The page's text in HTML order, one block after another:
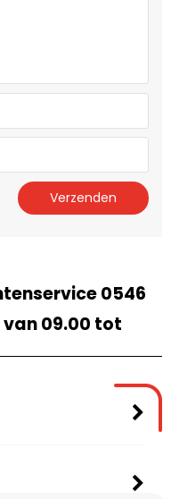
0546
09.00 tot